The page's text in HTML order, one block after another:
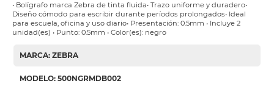
• Bolígrafo marca Zebra de tinta fluida• Trazo uniforme y duradero•
Diseño cómodo para escribir durante períodos prolongados• Ideal
para escuela, oficina y uso diario• Presentación: 0.5mm • Incluye 2
unidad(es) • Punto: 0.5mm • Color(es): negro
MARCA: ZEBRA
MODELO: 500NGRMDB002